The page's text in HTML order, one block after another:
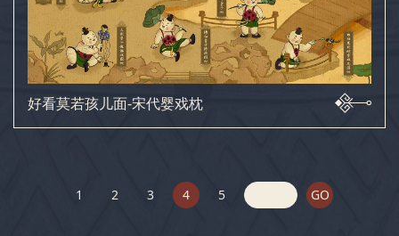
好看莫若孩儿面-宋代婴戏枕
1 2 3 4 5 GO